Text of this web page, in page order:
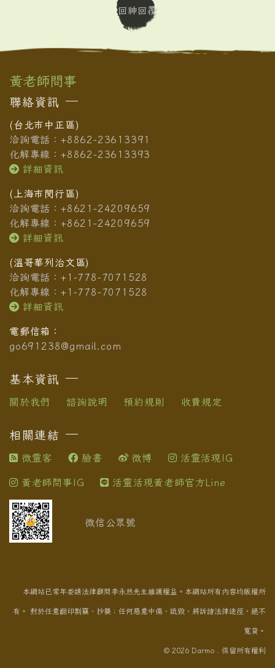
回神回覆
黃老師問事
聯絡資訊
(台北市中正區)
洽詢電話：+8862-23613391
化解專線：+8862-23613393
詳細資訊
(上海市閔行區)
洽詢電話：+8621-24209659
化解專線：+8621-24209659
詳細資訊
(溫哥華列治文區)
洽詢電話：+1-778-7071528
化解專線：+1-778-7071528
詳細資訊
電郵信箱：
go691238@gmail.com
基本資訊
關於我們 諮詢說明 預約規則 收費規定
相關連結
微靈客 臉書 微博
活靈活現IG
黃老師問事IG
活靈活現黃老師官方Line
微信公眾號
本網站已常年委請法律顧問李永然先生維護權益。本網站所有內容均版權所
有。 對於任意翻印剽竊、抄襲；任何惡意中傷、詆毀，將訴諸法律途徑，絕不
寬貸。
© 2026 Darmo . 保留所有權利